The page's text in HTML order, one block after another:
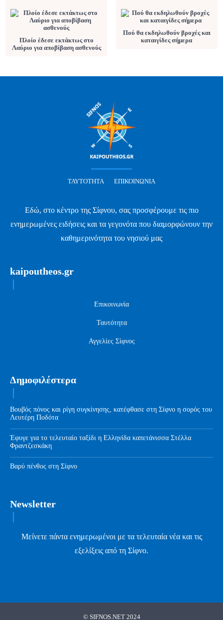
Πλοίο έδεσε εκτάκτως στο
Λαύριο για αποβίβαση ασθενούς
Πού θα εκδηλωθούν βροχές και
καταιγίδες σήμερα
ΤΑΥΤΌΤΗΤΑ ΕΠΙΚΟΙΝΩΝΊΑ
Εδώ, στο κέντρο της Σίφνου, σας προσφέρουμε τις πιο
ενημερωμένες ειδήσεις και τα γεγονότα που διαμορφώνουν την
καθημερινότητα του νησιού μας
kaipoutheos.gr
Επικοινωνία
Ταυτότητα
Αγγελίες Σίφνος
Δημοφιλέστερα
Βουβός πόνος και ρίγη συγκίνησης, κατέφθασε στη Σίφνο η σορός του
Λευτέρη Ποδότα
Έφυγε για το τελευταίο ταξίδι η Ελληνίδα καπετάνισσα Στέλλα
Φραντζεσκάκη
Βαρύ πένθος στη Σίφνο
Newsletter
Μείνετε πάντα ενημερωμένοι με τα τελευταία νέα και τις
εξελίξεις από τη Σίφνο.
© SIFNOS.NET 2024